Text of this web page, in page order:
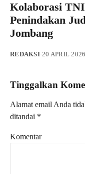
Kolaborasi
Penindakan
Jombang
REDAKSI·20 APRIL 2026
Tinggalkan
Alamat email Anda
ditandai *
Komentar